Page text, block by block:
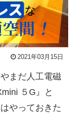
2021年03月15日
まだ人工電磁
５G』と
やっておきた